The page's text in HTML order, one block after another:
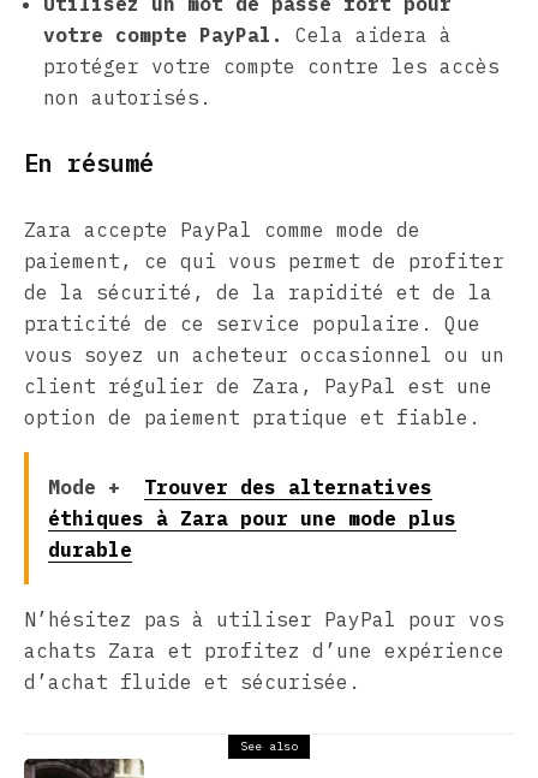
votre compte PayPal.
Cela aidera à
protéger votre compte contre les accès
non autorisés.
En résumé
Zara accepte PayPal comme mode de
paiement, ce qui vous permet de profiter
de la sécurité, de la rapidité et de la
praticité de ce service populaire. Que
vous soyez un acheteur occasionnel ou un
client régulier de Zara, PayPal est une
option de paiement pratique et fiable.
Mode +
Trouver des alternatives
éthiques à Zara pour une mode plus
durable
N’hésitez pas à utiliser PayPal pour vos
achats Zara et profitez d’une expérience
d’achat fluide et sécurisée.
See also